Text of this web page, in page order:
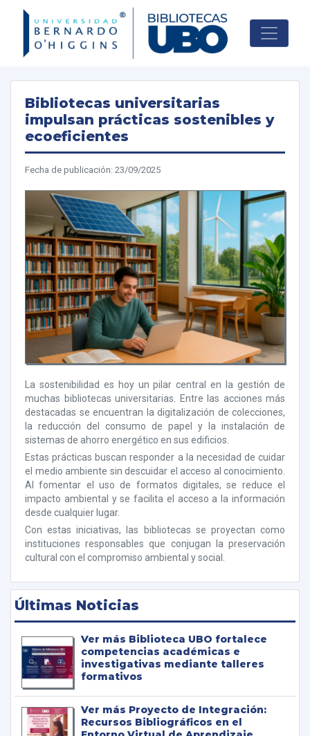
content
Bibliotecas universitarias
impulsan prácticas sostenibles y
ecoeficientes
Fecha de publicación: 23/09/2025
La sostenibilidad es hoy un pilar central en la gestión de
muchas bibliotecas universitarias. Entre las acciones más
destacadas se encuentran la digitalización de colecciones,
la reducción del consumo de papel y la instalación de
sistemas de ahorro energético en sus edificios.
Estas prácticas buscan responder a la necesidad de cuidar
el medio ambiente sin descuidar el acceso al conocimiento.
Al fomentar el uso de formatos digitales, se reduce el
impacto ambiental y se facilita el acceso a la información
desde cualquier lugar.
Con estas iniciativas, las bibliotecas se proyectan como
instituciones responsables que conjugan la preservación
cultural con el compromiso ambiental y social.
Últimas Noticias
Biblioteca UBO fortalece
competencias académicas e
investigativas mediante talleres
formativos
Proyecto de Integración:
Recursos Bibliográficos en el